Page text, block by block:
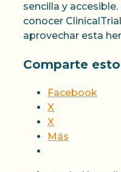
sencilla y
conocer
aprovechar esta
Comparte
Facebook
X
X
Más